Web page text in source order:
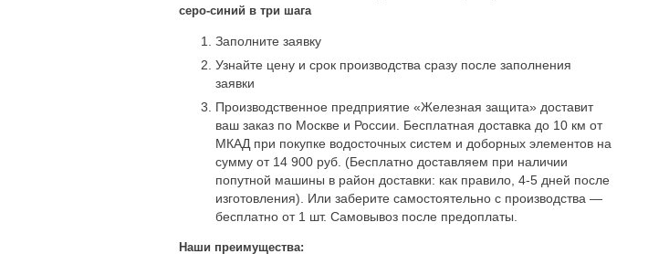
серо-синий в три шага
Заполните заявку
Узнайте цену и срок производства сразу после заполнения
заявки
Производственное предприятие «Железная защита» доставит
ваш заказ по Москве и России. Бесплатная доставка до 10 км от
МКАД при покупке водосточных систем и доборных элементов на
сумму от 14 900 руб. (Бесплатно доставляем при наличии
попутной машины в район доставки: как правило, 4-5 дней после
изготовления). Или заберите самостоятельно с производства —
бесплатно от 1 шт. Самовывоз после предоплаты.
Наши преимущества: